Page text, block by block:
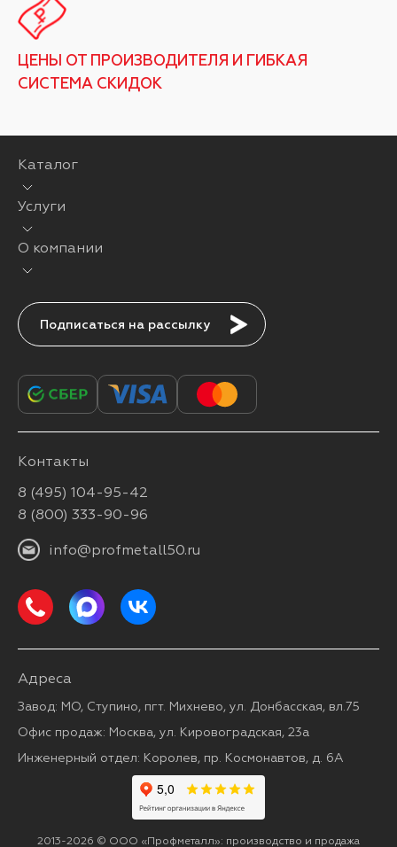
ЦЕНЫ ОТ ПРОИЗВОДИТЕЛЯ И ГИБКАЯ
СИСТЕМА СКИДОК
Каталог
Услуги
О компании
Подписаться
Контакты
8 (495) 104-95-42
8 (800) 333-90-96
info@profmetall50.ru
Адреса
Завод: МО, Ступино, пгт. Михнево, ул. Донбасская, вл.75
Офис продаж: Москва, ул. Кировоградская, 23а
Инженерный отдел: Королев, пр. Космонавтов, д. 6А
2013-2026 © ООО «Профметалл»: производство и продажа